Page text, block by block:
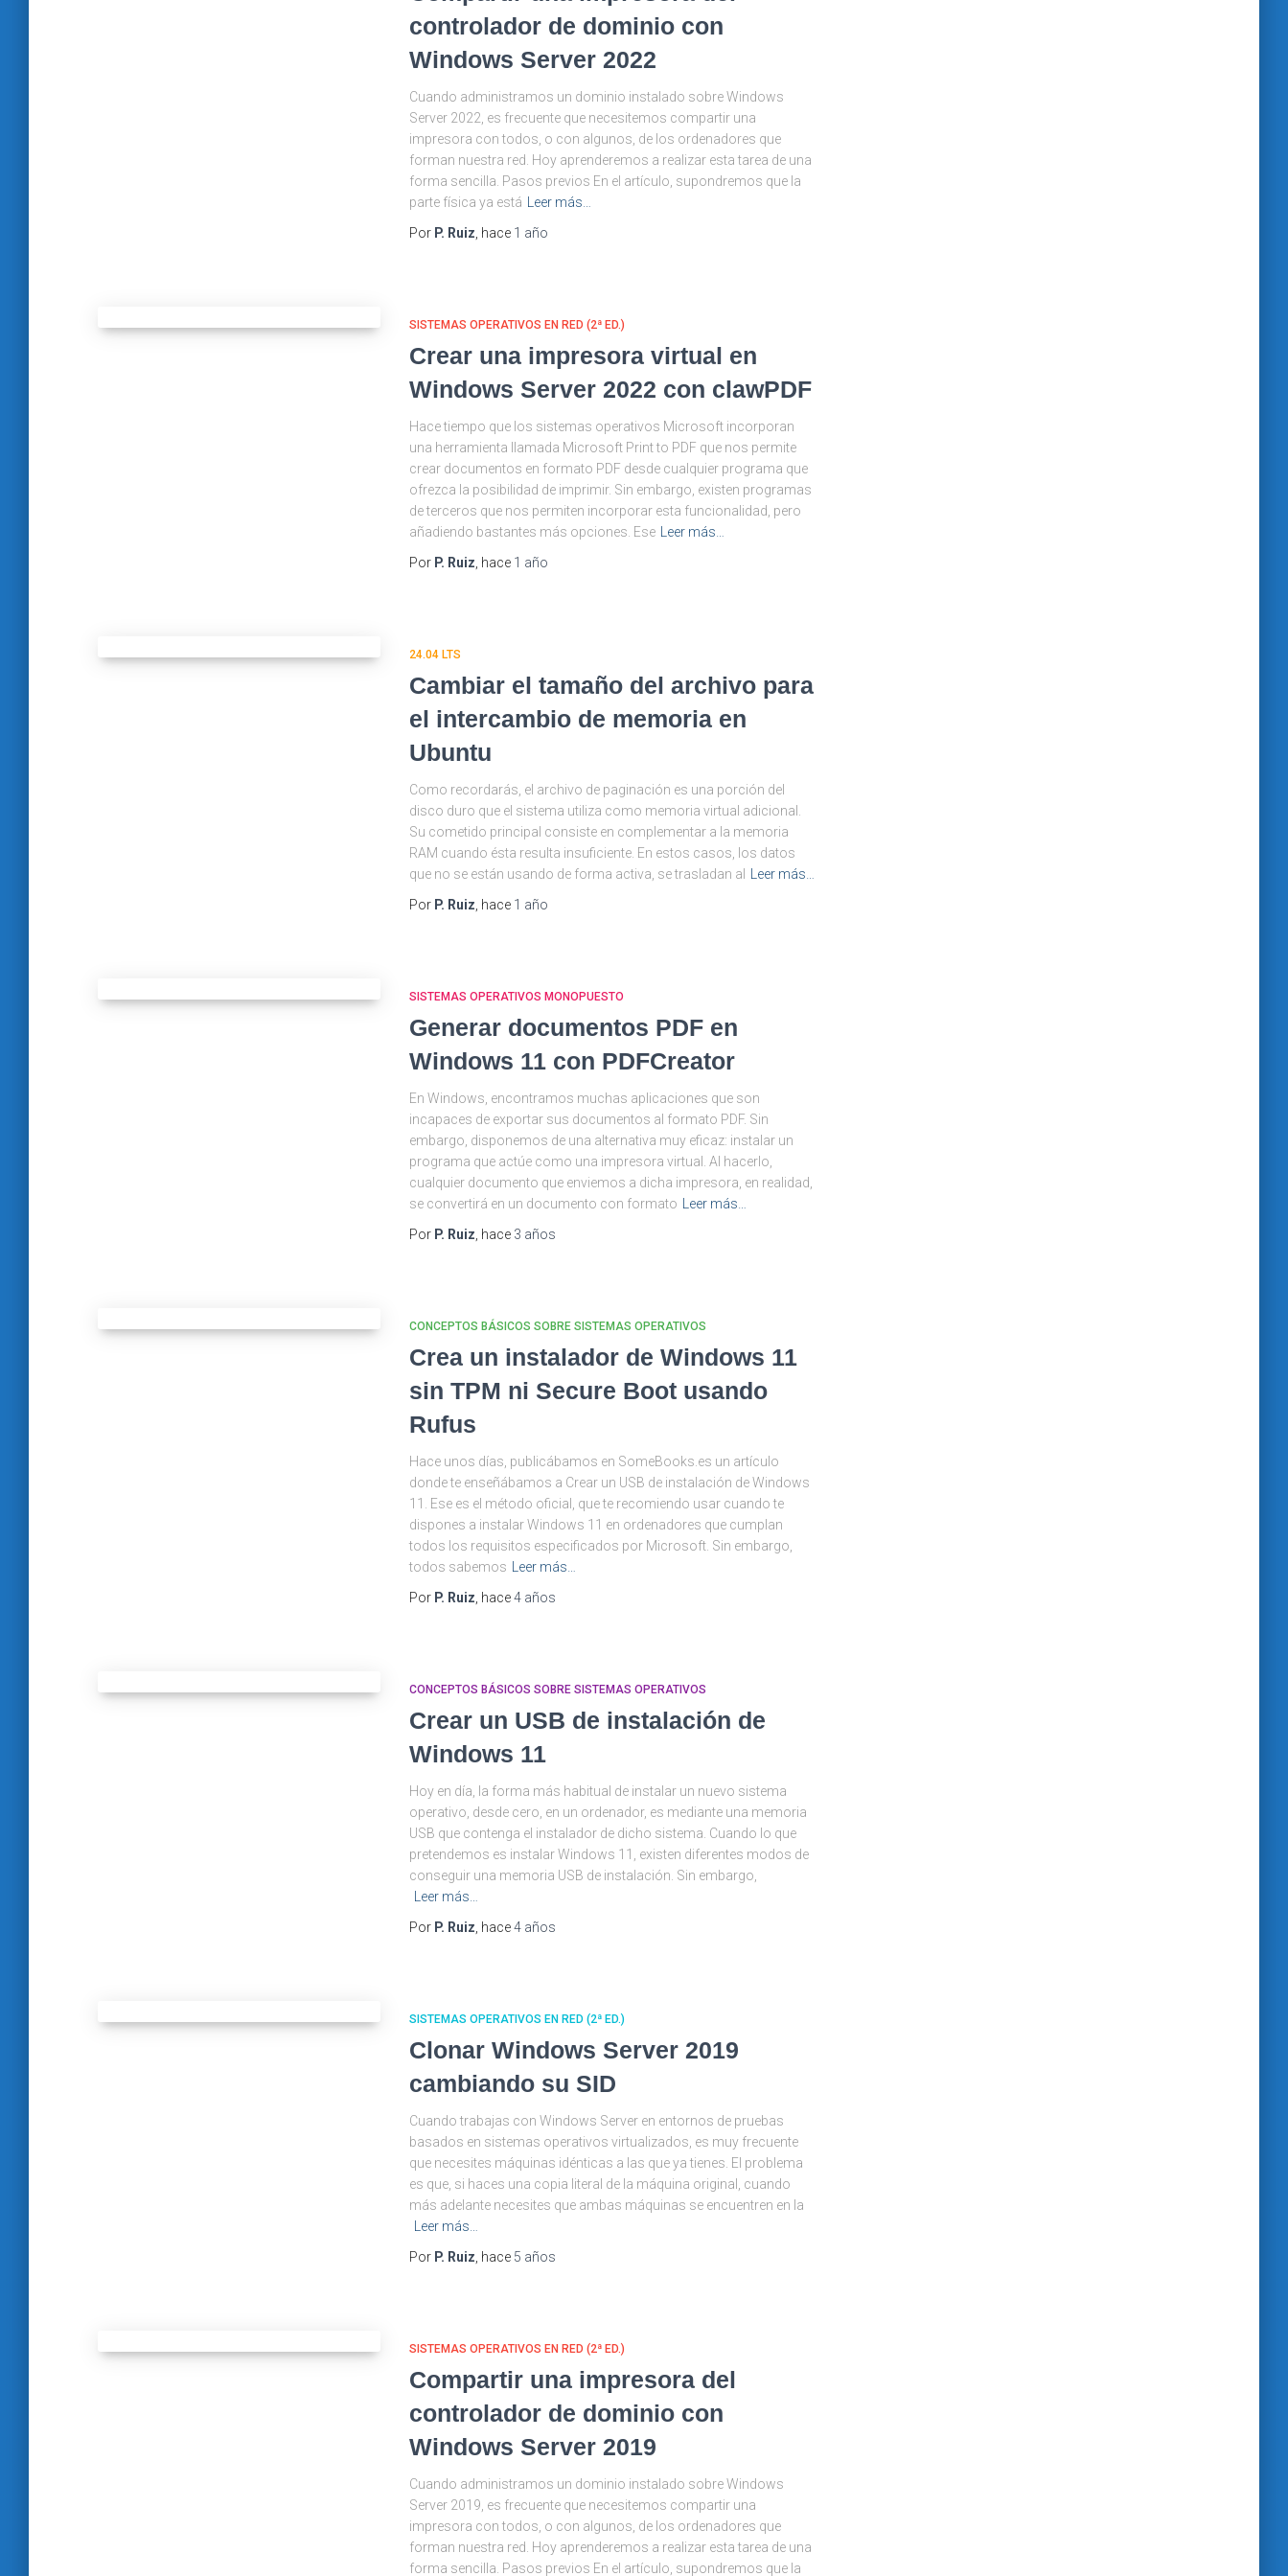
controlador de dominio con
Windows Server 2022
Cuando administramos un dominio instalado sobre Windows
Server 2022, es frecuente que necesitemos compartir una
impresora con todos, o con algunos, de los ordenadores que
forman nuestra red. Hoy aprenderemos a realizar esta tarea de una
forma sencilla. Pasos previos En el artículo, supondremos que la
parte física ya está
Leer más…
Por P. Ruiz , hace 1 año
SISTEMAS OPERATIVOS EN RED (2ª ED.)
Crear una impresora virtual en
Windows Server 2022 con clawPDF
Hace tiempo que los sistemas operativos Microsoft incorporan
una herramienta llamada Microsoft Print to PDF que nos permite
crear documentos en formato PDF desde cualquier programa que
ofrezca la posibilidad de imprimir. Sin embargo, existen programas
de terceros que nos permiten incorporar esta funcionalidad, pero
añadiendo bastantes más opciones. Ese
Leer más…
Por P. Ruiz , hace 1 año
24.04 LTS
Cambiar el tamaño del archivo para
el intercambio de memoria en
Ubuntu
Como recordarás, el archivo de paginación es una porción del
disco duro que el sistema utiliza como memoria virtual adicional.
Su cometido principal consiste en complementar a la memoria
RAM cuando ésta resulta insuficiente. En estos casos, los datos
que no se están usando de forma activa, se trasladan al
Leer más…
Por P. Ruiz , hace 1 año
SISTEMAS OPERATIVOS MONOPUESTO
Generar documentos PDF en
Windows 11 con PDFCreator
En Windows, encontramos muchas aplicaciones que son
incapaces de exportar sus documentos al formato PDF. Sin
embargo, disponemos de una alternativa muy eficaz: instalar un
programa que actúe como una impresora virtual. Al hacerlo,
cualquier documento que enviemos a dicha impresora, en realidad,
se convertirá en un documento con formato
Leer más…
Por P. Ruiz , hace 3 años
CONCEPTOS BÁSICOS SOBRE SISTEMAS OPERATIVOS
Crea un instalador de Windows 11
sin TPM ni Secure Boot usando
Rufus
Hace unos días, publicábamos en SomeBooks.es un artículo
donde te enseñábamos a Crear un USB de instalación de Windows
11. Ese es el método oficial, que te recomiendo usar cuando te
dispones a instalar Windows 11 en ordenadores que cumplan
todos los requisitos especificados por Microsoft. Sin embargo,
todos sabemos
Leer más…
Por P. Ruiz , hace4 años
CONCEPTOS BÁSICOS SOBRE SISTEMAS OPERATIVOS
Crear un USB de instalación de
Windows 11
Hoy en día, la forma más habitual de instalar un nuevo sistema
operativo, desde cero, en un ordenador, es mediante una memoria
USB que contenga el instalador de dicho sistema. Cuando lo que
pretendemos es instalar Windows 11, existen diferentes modos de
conseguir una memoria USB de instalación. Sin embargo,
Leer más…
Por P. Ruiz , hace4 años
SISTEMAS OPERATIVOS EN RED (2ª ED.)
Clonar Windows Server 2019
cambiando su SID
Cuando trabajas con Windows Server en entornos de pruebas
basados en sistemas operativos virtualizados, es muy frecuente
que necesites máquinas idénticas a las que ya tienes. El problema
es que, si haces una copia literal de la máquina original, cuando
más adelante necesites que ambas máquinas se encuentren en la
Leer más…
Por P. Ruiz , hace 5 años
SISTEMAS OPERATIVOS EN RED (2ª ED.)
Compartir una impresora del
controlador de dominio con
Windows Server 2019
Cuando administramos un dominio instalado sobre Windows
Server 2019, es frecuente que necesitemos compartir una
impresora con todos, o con algunos, de los ordenadores que
forman nuestra red. Hoy aprenderemos a realizar esta tarea de una
forma sencilla. Pasos previos En el artículo, supondremos que la